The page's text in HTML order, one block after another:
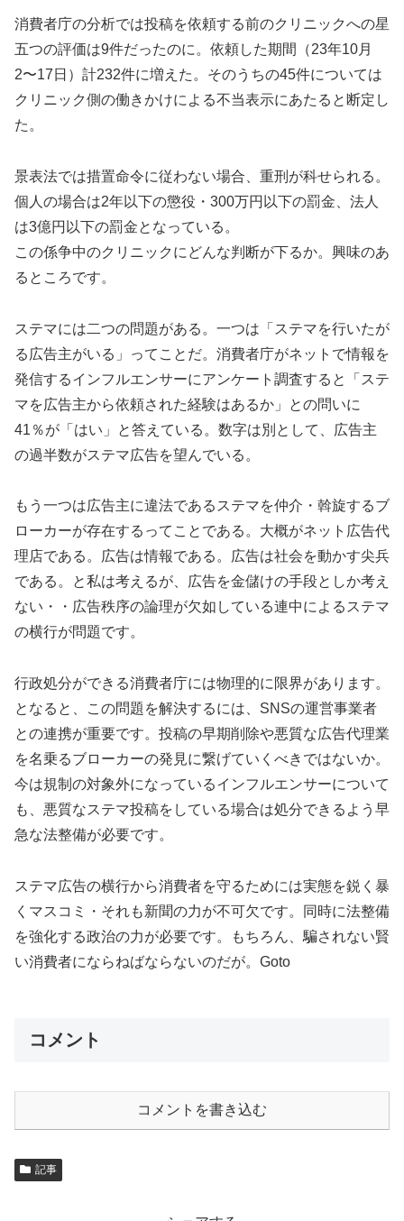
消費者庁の分析では投稿を依頼する前のクリニックへの星
五つの評価は9件だったのに。依頼した期間（23年10月
2〜17日）計232件に増えた。そのうちの45件については
クリニック側の働きかけによる不当表示にあたると断定し
た。
景表法では措置命令に従わない場合、重刑が科せられる。
個人の場合は2年以下の懲役・300万円以下の罰金、法人
は3億円以下の罰金となっている。
この係争中のクリニックにどんな判断が下るか。興味のあ
るところです。
ステマには二つの問題がある。一つは「ステマを行いたが
る広告主がいる」ってことだ。消費者庁がネットで情報を
発信するインフルエンサーにアンケート調査すると「ステ
マを広告主から依頼された経験はあるか」との問いに
41％が「はい」と答えている。数字は別として、広告主
の過半数がステマ広告を望んでいる。
もう一つは広告主に違法であるステマを仲介・斡旋するブ
ローカーが存在するってことである。大概がネット広告代
理店である。広告は情報である。広告は社会を動かす尖兵
である。と私は考えるが、広告を金儲けの手段としか考え
ない・・広告秩序の論理が欠如している連中によるステマ
の横行が問題です。
行政処分ができる消費者庁には物理的に限界があります。
となると、この問題を解決するには、SNSの運営事業者
との連携が重要です。投稿の早期削除や悪質な広告代理業
を名乗るブローカーの発見に繋げていくべきではないか。
今は規制の対象外になっているインフルエンサーについて
も、悪質なステマ投稿をしている場合は処分できるよう早
急な法整備が必要です。
ステマ広告の横行から消費者を守るためには実態を鋭く暴
くマスコミ・それも新聞の力が不可欠です。同時に法整備
を強化する政治の力が必要です。もちろん、騙されない賢
い消費者にならねばならないのだが。Goto
コメント
コメントを書き込む
記事